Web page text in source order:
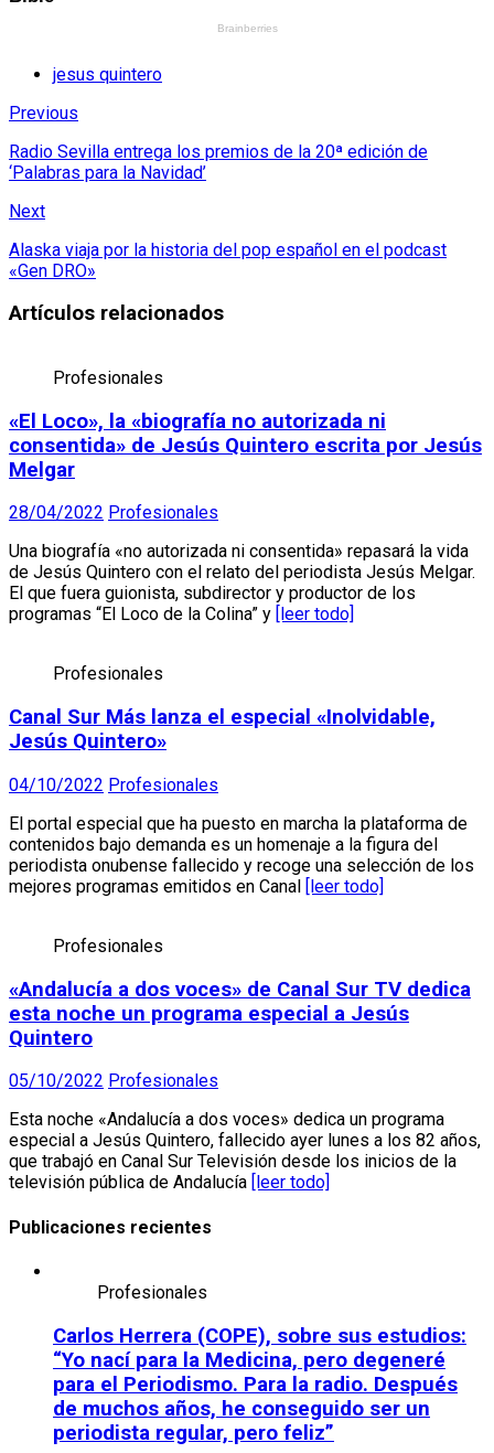
jesus quintero
Previous
Radio Sevilla entrega los premios de la 20ª edición de
‘Palabras para la Navidad’
Next
Alaska viaja por la historia del pop español en el podcast
«Gen DRO»
Artículos relacionados
Profesionales
«El Loco», la «biografía no autorizada ni
consentida» de Jesús Quintero escrita por Jesús
Melgar
28/04/2022 Profesionales
Una biografía «no autorizada ni consentida» repasará la vida
de Jesús Quintero con el relato del periodista Jesús Melgar.
El que fuera guionista, subdirector y productor de los
programas “El Loco de la Colina” y
[leer todo]
Profesionales
Canal Sur Más lanza el especial «Inolvidable,
Jesús Quintero»
04/10/2022 Profesionales
El portal especial que ha puesto en marcha la plataforma de
contenidos bajo demanda es un homenaje a la figura del
periodista onubense fallecido y recoge una selección de los
mejores programas emitidos en Canal [leer todo]
Profesionales
«Andalucía a dos voces» de Canal Sur TV dedica
esta noche un programa especial a Jesús
Quintero
05/10/2022 Profesionales
Esta noche «Andalucía a dos voces» dedica un programa
especial a Jesús Quintero, fallecido ayer lunes a los 82 años,
que trabajó en Canal Sur Televisión desde los inicios de la
televisión pública de Andalucía
[leer todo]
Publicaciones recientes
Profesionales
Carlos Herrera (COPE), sobre sus estudios:
“Yo nací para la Medicina, pero degeneré
para el Periodismo. Para la radio. Después
de muchos años, he conseguido ser un
periodista regular, pero feliz”